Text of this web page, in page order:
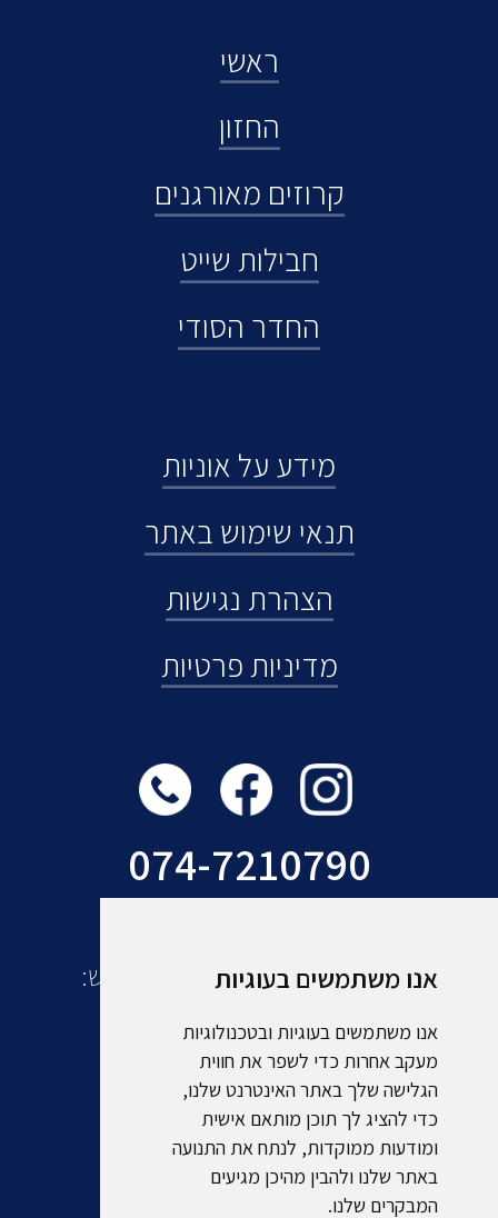
אנו משתמשים בעוגיות
אנו משתמשים בעוגיות ובטכנולוגיות
מעקב אחרות כדי לשפר את חווית
הגלישה שלך באתר האינטרנט שלנו,
כדי להציג לך תוכן מותאם אישית
ומודעות ממוקדות, לנתח את התנועה
באתר שלנו ולהבין מהיכן מגיעים
המבקרים שלנו.
ראשי
החזון
קרוזים מאורגנים
חבילות שייט
החדר הסודי
מידע על אוניות
תנאי שימוש באתר
הצהרת נגישות
מדיניות פרטיות
074-7210790
עוד מקבוצת אמסלם תיירות ונופש: